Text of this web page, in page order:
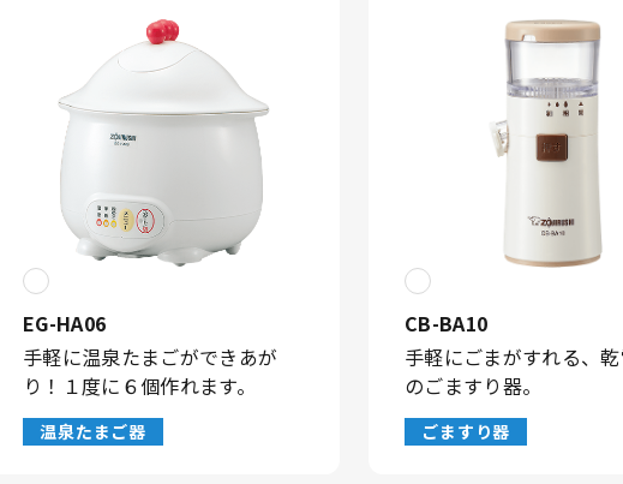
EG-HA06
手軽に温泉たまごができあが
り！１度に６個作れます。
温泉たまご器
CB-BA10
手軽にごまがすれる、
のごますり器。
ごますり器